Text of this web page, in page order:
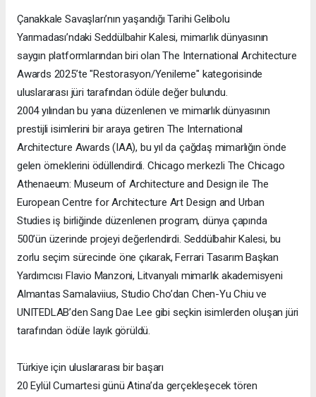
Çanakkale Savaşları’nın yaşandığı Tarihi Gelibolu
Yarımadası’ndaki Seddülbahir Kalesi, mimarlık dünyasının
saygın platformlarından biri olan The International Architecture
Awards 2025’te "Restorasyon/Yenileme" kategorisinde
uluslararası jüri tarafından ödüle değer bulundu.
2004 yılından bu yana düzenlenen ve mimarlık dünyasının
prestijli isimlerini bir araya getiren The International
Architecture Awards (IAA), bu yıl da çağdaş mimarlığın önde
gelen örneklerini ödüllendirdi. Chicago merkezli The Chicago
Athenaeum: Museum of Architecture and Design ile The
European Centre for Architecture Art Design and Urban
Studies iş birliğinde düzenlenen program, dünya çapında
500’ün üzerinde projeyi değerlendirdi. Seddülbahir Kalesi, bu
zorlu seçim sürecinde öne çıkarak, Ferrari Tasarım Başkan
Yardımcısı Flavio Manzoni, Litvanyalı mimarlık akademisyeni
Almantas Samalaviius, Studio Cho’dan Chen-Yu Chiu ve
UNITEDLAB’den Sang Dae Lee gibi seçkin isimlerden oluşan jüri
tarafından ödüle layık görüldü.
Türkiye için uluslararası bir başarı
20 Eylül Cumartesi günü Atina’da gerçekleşecek tören